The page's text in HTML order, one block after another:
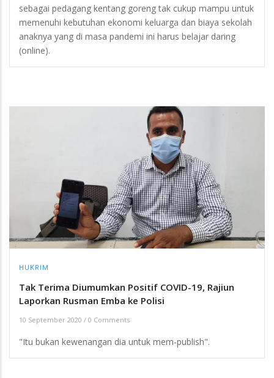
sebagai pedagang kentang goreng tak cukup mampu untuk
memenuhi kebutuhan ekonomi keluarga dan biaya sekolah
anaknya yang di masa pandemi ini harus belajar daring
(online).
HUKRIM
Tak Terima Diumumkan Positif COVID-19, Rajiun
Laporkan Rusman Emba ke Polisi
10 September 2020 / 0 Comments
"Itu bukan kewenangan dia untuk mem-publish".